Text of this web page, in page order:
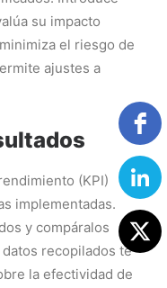
su impacto
el riesgo de
ajustes a
(KPI)
implementadas.
y compáralos
recopilados te
la efectividad de